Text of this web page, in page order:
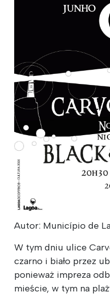
Autor: Município de
W tym dniu ulice
czarno i biało przez
ponieważ impreza
mieście, w tym na